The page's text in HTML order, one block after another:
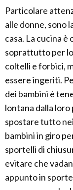
Particolare
alle donne, sono
casa. La cucina
soprattutto per
coltelli e forbici,
essere ingeriti.
dei bambini è
lontana dalla
spostare tutto
bambini in giro
sportelli di
evitare che
appunto in